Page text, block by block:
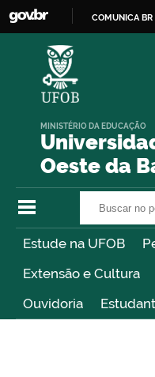
COMUNICA BR
Oeste da
MINISTÉRIO DA EDUCAÇÃO
Estude na UFOB
Extensão e Cultura
Ouvidoria